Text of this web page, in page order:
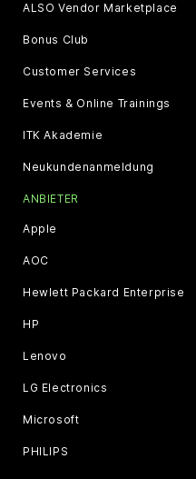
ALSO Vendor Marketplace
Bonus Club
Customer Services
Events & Online Trainings
ITK Akademie
Neukundenanmeldung
ANBIETER
Apple
AOC
Hewlett Packard Enterprise
HP
Lenovo
LG Electronics
Microsoft
PHILIPS